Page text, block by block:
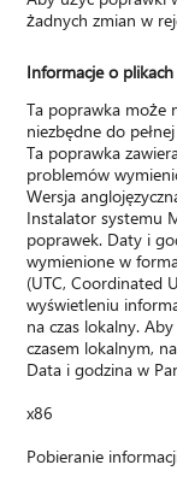
żadnych zmian w
Informacje o plikach
Ta poprawka może
niezbędne do
Ta poprawka
problemów
Wersja
Instalator systemu
poprawek. Daty i
wymienione w
(UTC, Coordinated
wyświetleniu
na czas lokalny.
czasem lokalnym,
Data i godzina w
x86
Pobieranie